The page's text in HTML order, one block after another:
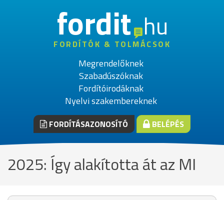
fordithu
FORDÍTÓK & TOLMÁCSOK
Megrendelőknek
Szabadúszóknak
Fordítóirodáknak
Nyelvi szakembereknek
FORDÍTÁSAZONOSÍTÓ BELÉPÉS
2025: Így alakította át az MI